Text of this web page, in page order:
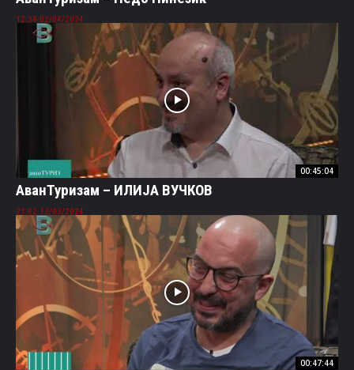
02/04/2024 12:34
00:45:04
АванТуризам – ИЛИЈА ВУЧКОВ
12/03/2024 21:02
00:47:44